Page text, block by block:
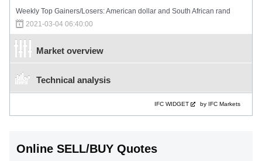
Weekly Top Gainers/Losers: American dollar and South African rand
2021-03-04 06:40:00
Market overview
Technical analysis
IFC WIDGET by IFC Markets
Online SELL/BUY Quotes